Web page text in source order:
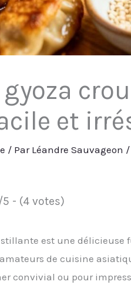
gyoza
et
/ Par Léandre Sauvageon
- (4 votes)
est une délicieuse
de cuisine
convivial ou pour